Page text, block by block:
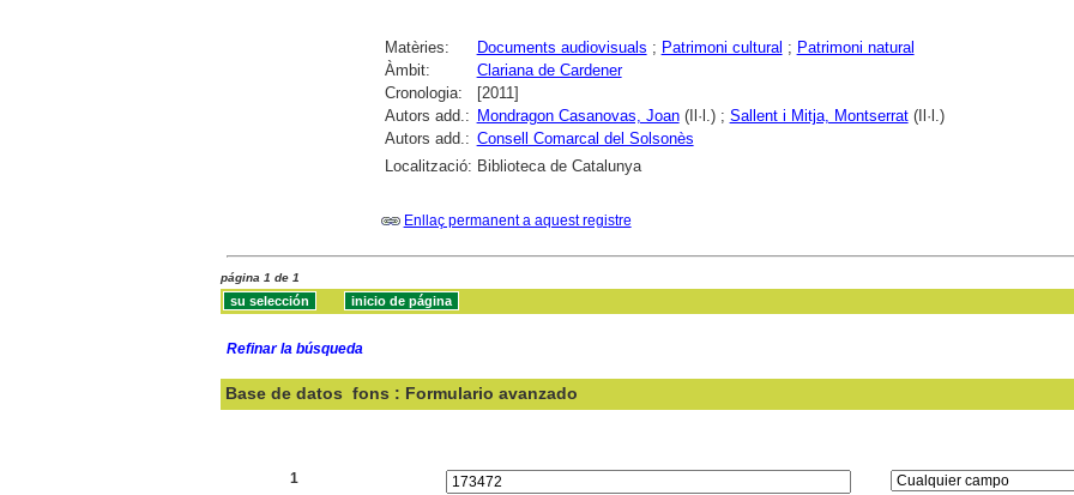
Matèries: Documents audiovisuals ; Patrimoni cultural ; Patrimoni natural
Àmbit:
Clariana de Cardener
Cronologia:
[2011]
Autors add.: Mondragon Casanovas, Joan(Il·l.) ; Sallent i Mitja, Montserrat(Il·l.)
Autors add.: Consell Comarcal del Solsonès
Localització: Biblioteca de Catalunya
Enllaç permanent a aquest registre
página 1 de 1
Refinar la búsqueda
Base de datos fons : Formulario avanzado
1